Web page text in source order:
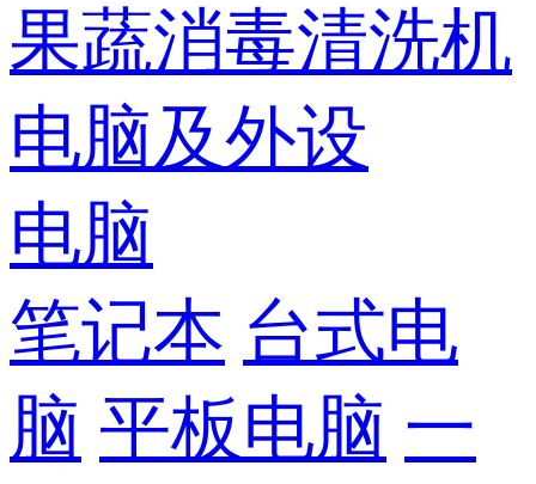
果蔬消毒清洗机
电脑及外设
电脑
笔记本 台式电
脑 平板电脑 一